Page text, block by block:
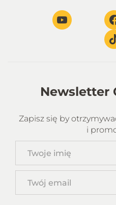
Newsletter
Zapisz się by otrzymywać
i
imię
email